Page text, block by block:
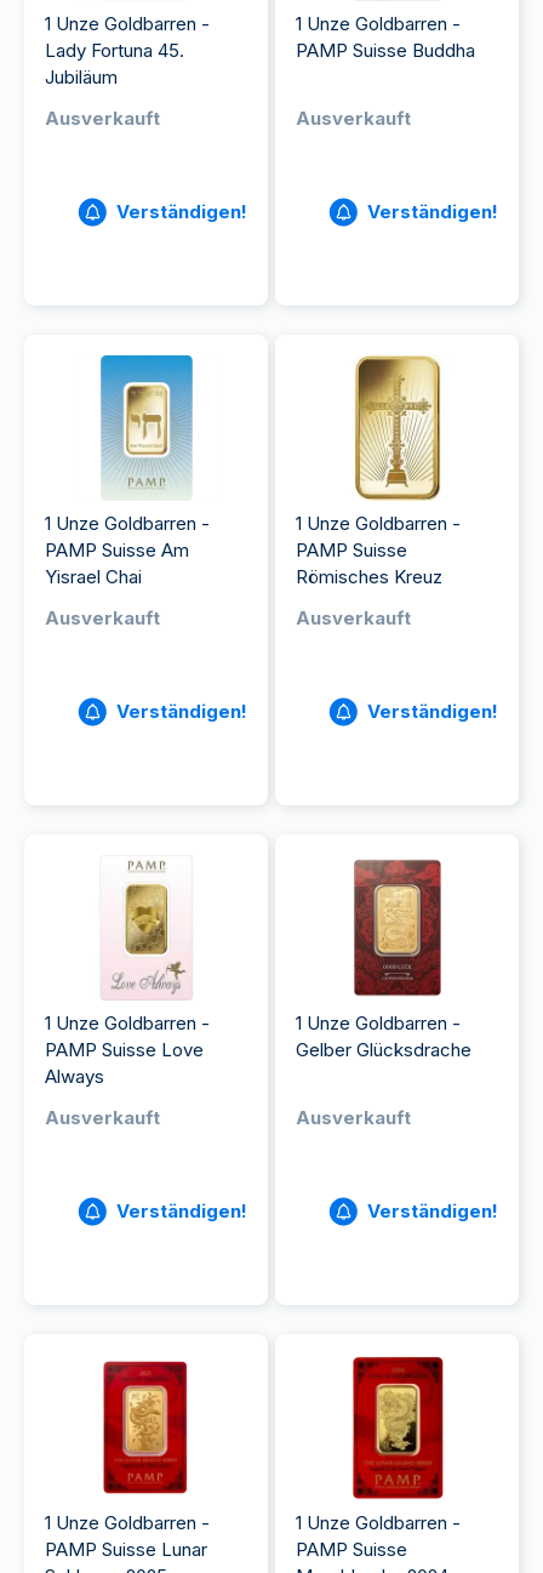
1 Unze Goldbarren -
Lady Fortuna 45.
Jubiläum
Ausverkauft
Verständigen!
1 Unze Goldbarren -
PAMP Suisse Buddha
Ausverkauft
Verständigen!
1 Unze Goldbarren -
PAMP Suisse Am
Yisrael Chai
Ausverkauft
Verständigen!
1 Unze Goldbarren -
PAMP Suisse
Römisches Kreuz
Ausverkauft
Verständigen!
1 Unze Goldbarren -
PAMP Suisse Love
Always
Ausverkauft
Verständigen!
1 Unze Goldbarren -
Gelber Glücksdrache
Ausverkauft
Verständigen!
1 Unze Goldbarren -
PAMP Suisse Lunar
1 Unze Goldbarren -
PAMP Suisse